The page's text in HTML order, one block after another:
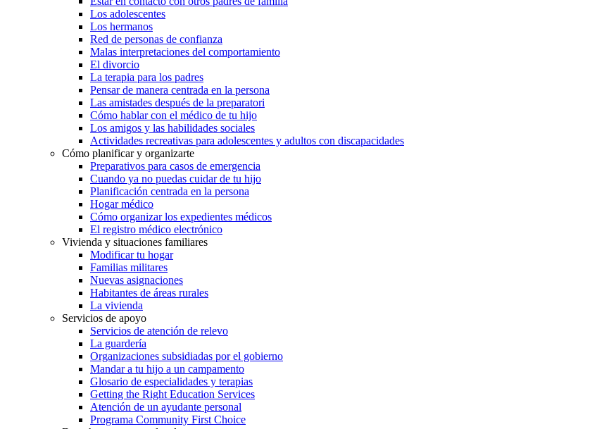
Los adolescentes
Los hermanos
Red de personas de confianza
Malas interpretaciones del comportamiento
El divorcio
La terapia para los padres
Pensar de manera centrada en la persona
Las amistades después de la preparatori
Cómo hablar con el médico de tu hijo
Los amigos y las habilidades sociales
Actividades recreativas para adolescentes y adultos con discapacidades
Cómo planificar y organizarte
Preparativos para casos de emergencia
Cuando ya no puedas cuidar de tu hijo
Planificación centrada en la persona
Hogar médico
Cómo organizar los expedientes médicos
El registro médico electrónico
Vivienda y situaciones familiares
Modificar tu hogar
Familias militares
Nuevas asignaciones
Habitantes de áreas rurales
La vivienda
Servicios de apoyo
Servicios de atención de relevo
La guardería
Organizaciones subsidiadas por el gobierno
Mandar a tu hijo a un campamento
Glosario de especialidades y terapias
Getting the Right Education Services
Atención de un ayudante personal
Programa Community First Choice